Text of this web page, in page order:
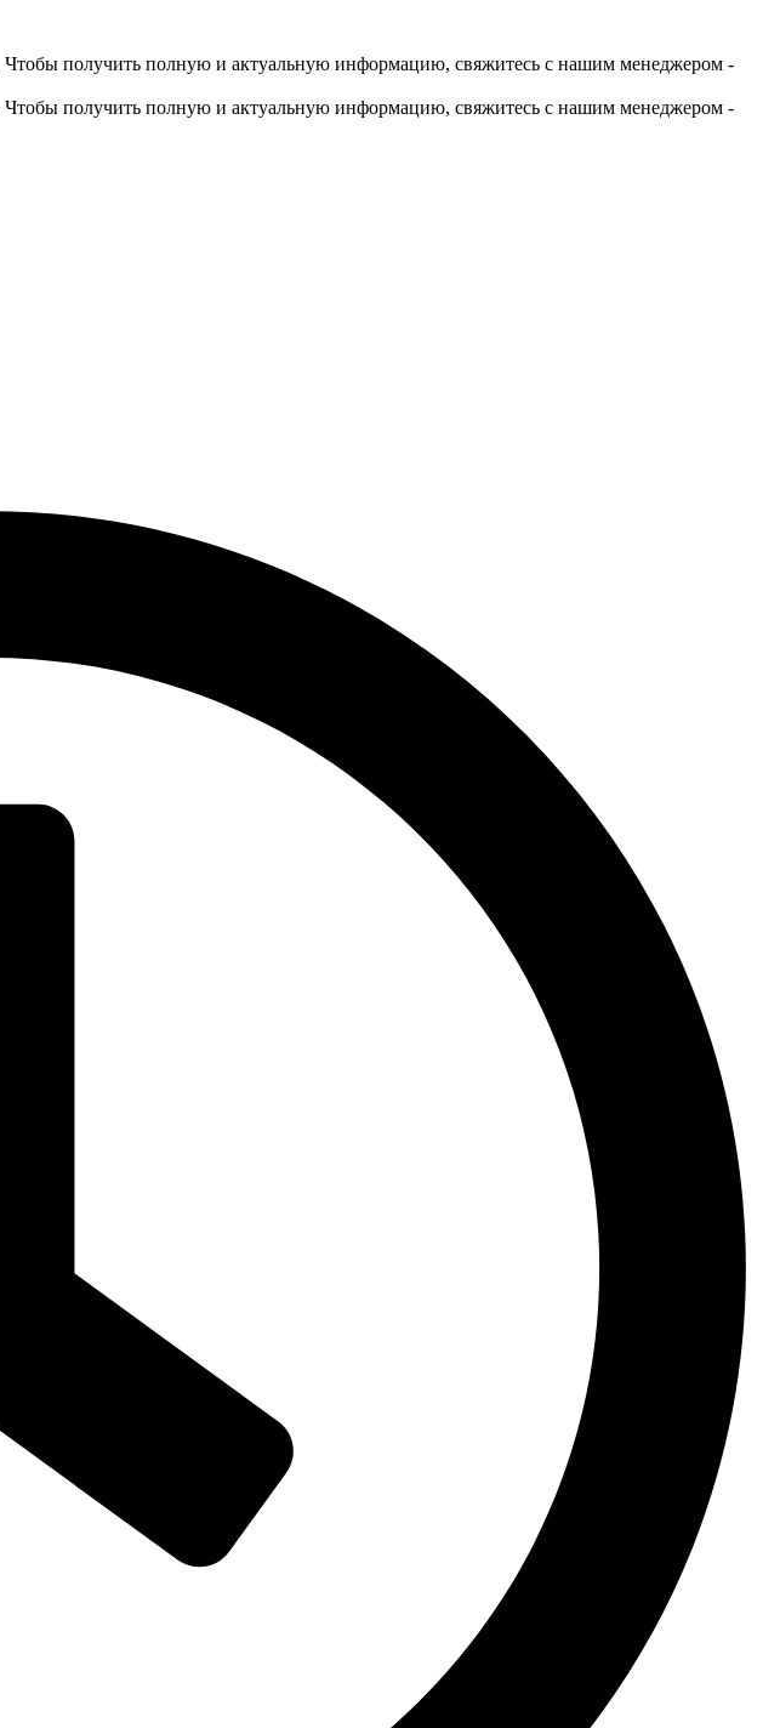
Чтобы получить полную и актуальную информацию, свяжитесь с нашим менеджером -
Чтобы получить полную и актуальную информацию, свяжитесь с нашим менеджером -